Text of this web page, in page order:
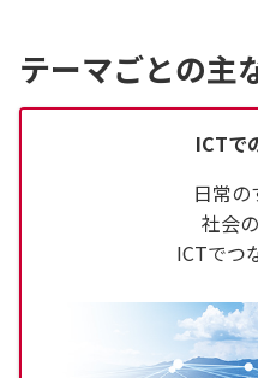
テーマごとの主
ICTで
日常の
社会
ICTでつ